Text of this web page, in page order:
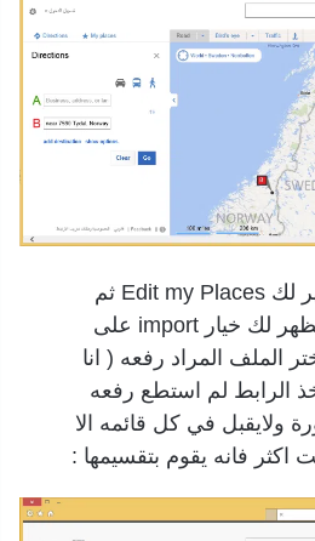
من يمين الصفحة سيظهر لك Edit my Places ثم
اضغط على My List سيظهر لك خيار import على
الملف المراد رفعه ( انا
الرابط لم استطع رفعه
ولايقبل في كل قائمه الا